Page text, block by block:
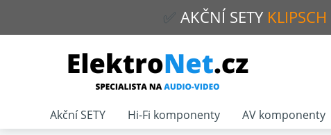
✅ AKČNÍ SETY KLIPSCH
Akční SETY Hi-Fi komponenty AV komponenty